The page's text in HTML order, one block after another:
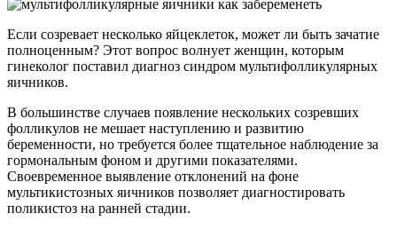
Если созревает несколько яйцеклеток, может ли быть зачатие
полноценным? Этот вопрос волнует женщин, которым
гинеколог поставил диагноз синдром мультифолликулярных
яичников.
В большинстве случаев появление нескольких созревших
фолликулов не мешает наступлению и развитию
беременности, но требуется более тщательное наблюдение за
гормональным фоном и другими показателями.
Своевременное выявление отклонений на фоне
мультикистозных яичников позволяет диагностировать
поликистоз на ранней стадии.